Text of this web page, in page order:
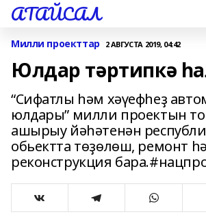
АТАЙСАЛ
Милли проекттар 2 АВГУСТА 2019, 04:42
Юлдар тәртипкә
“Сифатлы һәм хәүефһеҙ
юлдары” милли проектын
ашырыу йәһәтенән
обьектта төҙөлөш, ремонт
реконструкция